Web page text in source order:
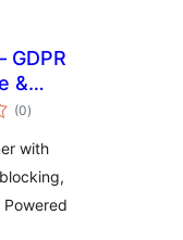
GDPR
&
(0Bewertungen
insgesamt
)
with